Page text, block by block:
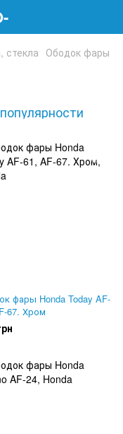
стекла Ободок фары
фары Honda Today AF-
67. Хром